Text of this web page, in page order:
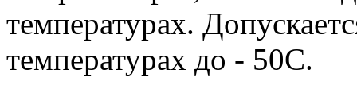
температурах.
температурах до - 50С.